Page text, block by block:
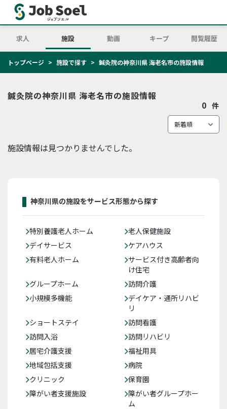
求人 施設 動画 キープ 閲覧履歴
トップページ 施設で探す 鍼灸院の神奈川県 海老名市の施設情報
鍼灸院の神奈川県 海老名市の施設情報
0 件
施設情報は見つかりませんでした。
神奈川県の施設をサービス形態から探す
特別養護老人ホーム
老人保健施設
デイサービス
ケアハウス
有料老人ホーム
サービス付き高齢者向
け住宅
グループホーム
訪問介護
小規模多機能
デイケア・通所リハビ
リ
ショートステイ
訪問看護
訪問入浴
訪問リハビリ
居宅介護支援
福祉用具
地域包括支援
病院
クリニック
保育園
障がい者支援施設
障がい者グループホー
ム